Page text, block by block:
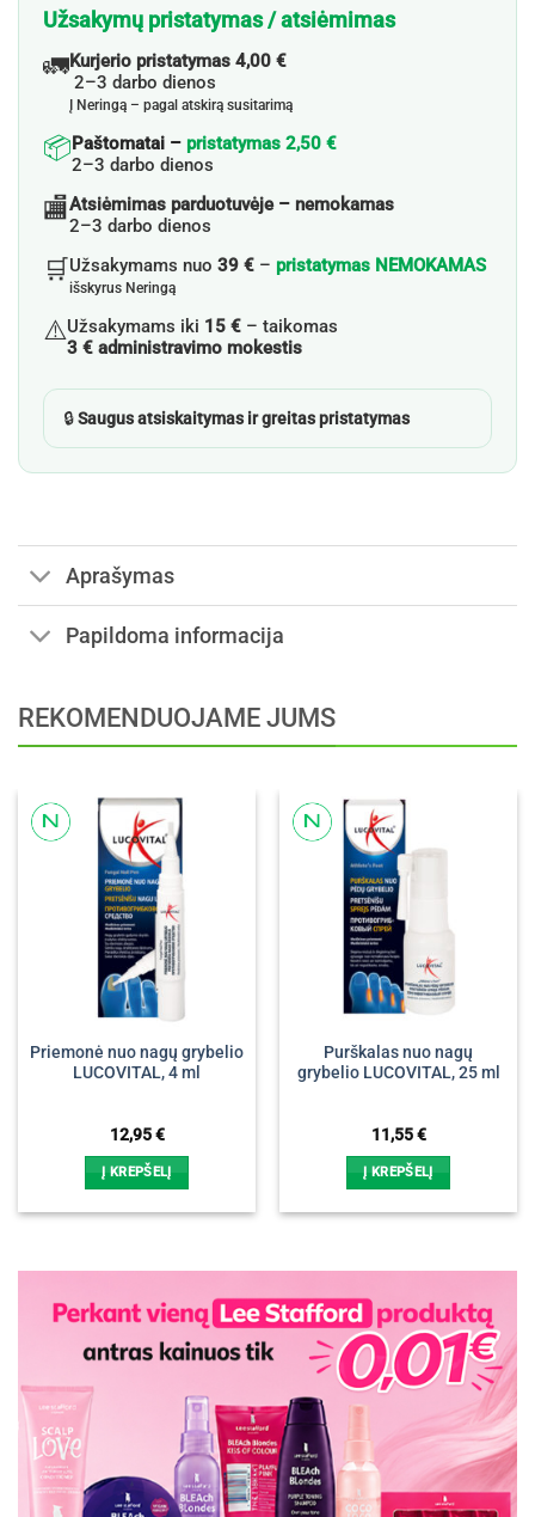
Užsakymų pristatymas / atsiėmimas
🚛Kurjerio pristatymas 4,00 €
2–3 darbo dienos
Į Neringą – pagal atskirą susitarimą
📦Paštomatai – pristatymas 2,50 €
2–3 darbo dienos
🏬Atsiėmimas parduotuvėje – nemokamas
2–3 darbo dienos
🛒Užsakymams nuo 39 € – pristatymas NEMOKAMAS
išskyrus Neringą
⚠️Užsakymams iki 15 € – taikomas
3 € administravimo mokestis
🔒Saugus atsiskaitymas ir greitas pristatymas
Aprašymas
Papildoma informacija
REKOMENDUOJAME JUMS
Priemonė nuo nagų grybelio
LUCOVITAL, 4 ml
12,95€
Į KREPŠELĮ
Purškalas nuo nagų
grybelio LUCOVITAL, 25 ml
11,55€
Į KREPŠELĮ